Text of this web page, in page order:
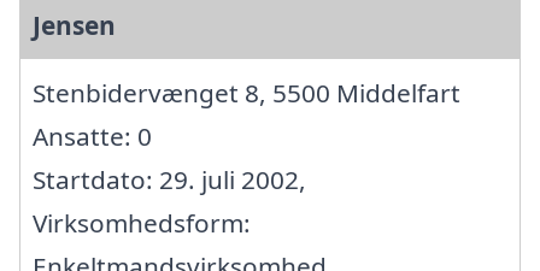
Jensen
Stenbidervænget 8, 5500 Middelfart
Ansatte: 0
Startdato: 29. juli 2002,
Virksomhedsform: